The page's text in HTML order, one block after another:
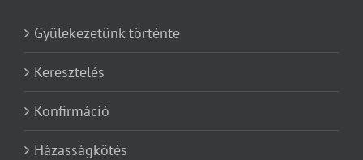
Gyülekezetünk történte
Keresztelés
Konfirmáció
Házasságkötés